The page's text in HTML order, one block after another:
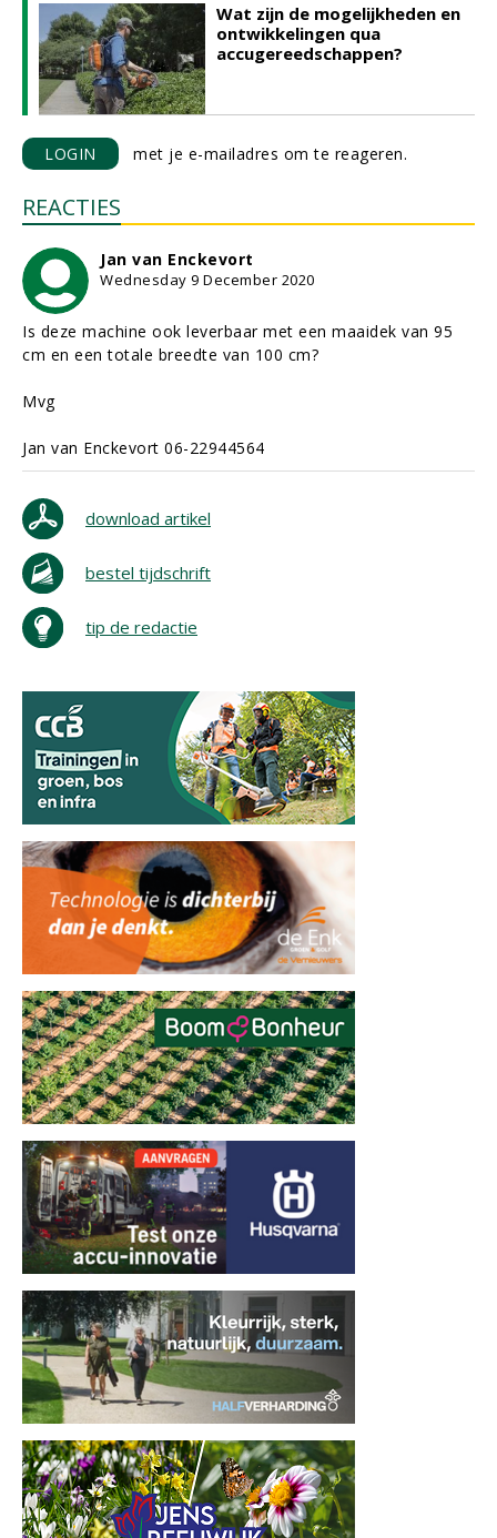
Wat zijn de mogelijkheden en
ontwikkelingen qua
accugereedschappen?
LOGIN met je e-mailadres om te reageren.
REACTIES
Jan van Enckevort
Wednesday 9 December 2020
Is deze machine ook leverbaar met een maaidek van 95
cm en een totale breedte van 100 cm?
Mvg
Jan van Enckevort 06-22944564
download artikel
bestel tijdschrift
tip de redactie